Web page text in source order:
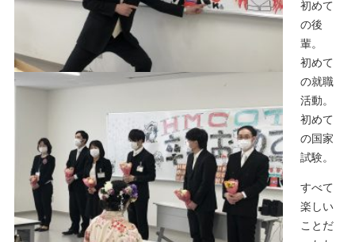
初めて
の後
輩。
初めて
の就職
活動。
初めて
の国家
試験。
すべて
楽しい
ことだ